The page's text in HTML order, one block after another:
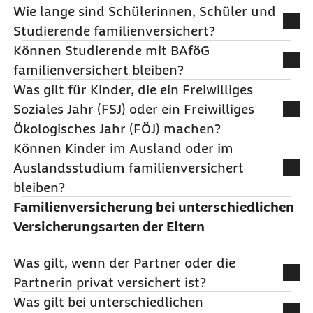
gesetzlichen Voraussetzungen erfüllt sind.
Grundsätzlich bis zum 18. Geburtstag. Ausnahmen
gelten für Schülerinnen, Schüler und Studierende
sowie für Kinder mit Behinderung.
Wie lange sind Schülerinnen, Schüler und
Studierende familienversichert?
In der Regel bis zum 25. Lebensjahr, sofern keine
eigenen beitragspflichtigen Einkünfte bestehen.
Die Familienversicherung endet früher, wenn
Schule, Ausbildung oder Studium vorher
abgeschlossen werden.
Können Studierende mit BAföG
familienversichert bleiben?
Ja. BAföG gilt nicht als Einkommen und beeinflusst
die Familienversicherung nicht.
Was gilt für Kinder, die ein Freiwilliges
Soziales Jahr (FSJ) oder ein Freiwilliges
Ökologisches Jahr (FÖJ) machen?
Während eines Freiwilligen Sozialen Jahres oder
eines Freiwilligen Ökologischen Jahres besteht in
der Regel eine eigene Versicherungspflicht. Eine
Familienversicherung ist dann meist nicht mehr
möglich.
Können Kinder im Ausland oder im
Auslandsstudium familienversichert
bleiben?
Ja, wenn der Aufenthalt zeitlich begrenzt ist und
die Verbindung zur deutschen Versicherung
Auslandsaufenthalten endet die
Familienversicherung.
Familienversicherung bei unterschiedlichen
Versicherungsarten der Eltern
Was gilt, wenn der Partner oder die
Partnerin privat versichert ist?
Eine Familienversicherung des gemeinsamen
Was gilt bei unterschiedlichen